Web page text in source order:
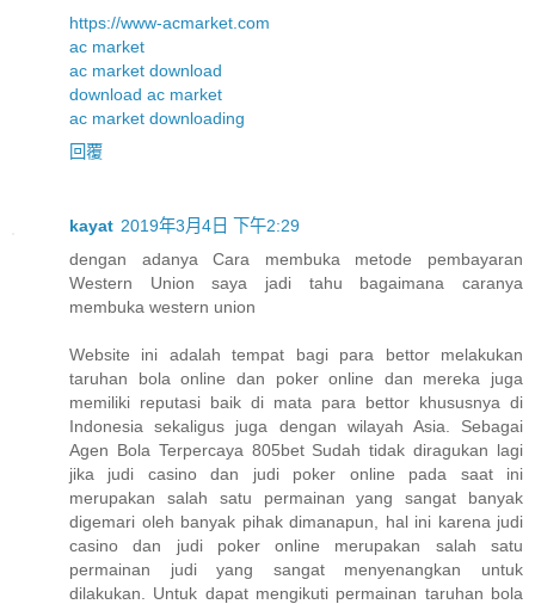
https://www-acmarket.com
ac market
ac market download
download ac market
ac market downloading
回覆
kayat 2019年3月4日 下午2:29
dengan adanya Cara membuka metode pembayaran
Western Union saya jadi tahu bagaimana caranya
membuka western union
Website ini adalah tempat bagi para bettor melakukan
taruhan bola online dan poker online dan mereka juga
memiliki reputasi baik di mata para bettor khususnya di
Indonesia sekaligus juga dengan wilayah Asia. Sebagai
Agen Bola Terpercaya 805bet Sudah tidak diragukan lagi
jika judi casino dan judi poker online pada saat ini
merupakan salah satu permainan yang sangat banyak
digemari oleh banyak pihak dimanapun, hal ini karena judi
casino dan judi poker online merupakan salah satu
permainan judi yang sangat menyenangkan untuk
dilakukan. Untuk dapat mengikuti permainan taruhan bola